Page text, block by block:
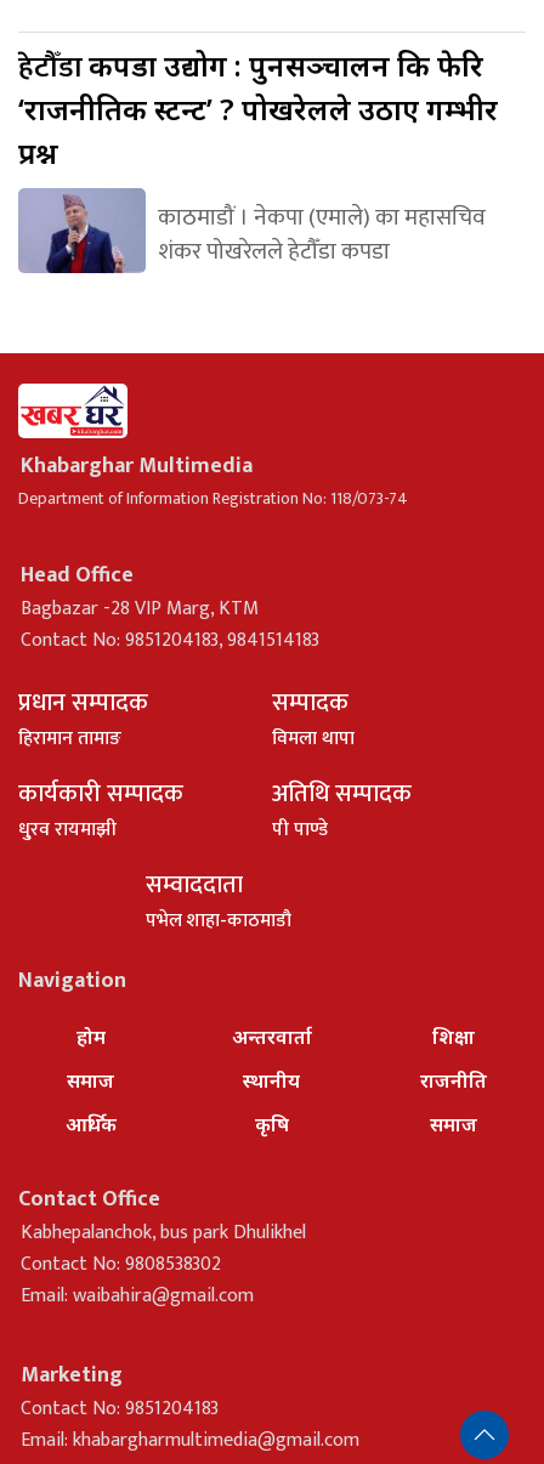
हेटौँडाकपडा उद्योग : पुनसञ्चालन कि फेरि
‘राजनीतिक स्टन्ट’ ? पोखरेलले उठाए गम्भीर
प्रश्न
काठमाडौं । नेकपा (एमाले) का महासचिव
शंकर पोखरेलले हेटौँडा कपडा
Khabarghar Multimedia
Department of Information Registration No: 118/073-74
Head Office
Bagbazar -28 VIP Marg, KTM
Contact No: 9851204183, 9841514183
प्रधान सम्पादक
हिरामान तामाङ
सम्पादक
विमला थापा
कार्यकारी सम्पादक
धु्रव रायमाझी
अतिथि सम्पादक
पी पाण्डे
सम्वाददाता
पभेल शाहा-काठमाडौ
Navigation
होम
समाज
आर्थिक
अन्तरवार्ता
स्थानीय
कृषि
शिक्षा
राजनीति
समाज
Contact Office
Kabhepalanchok, bus park Dhulikhel
Contact No: 9808538302
Email:waibahira@gmail.com
Marketing
Contact No: 9851204183
Email:khabargharmultimedia@gmail.com